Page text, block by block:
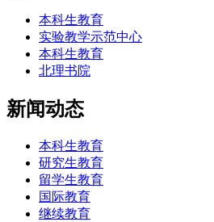
本科生教育
实验教学示范中心
本科生教育
北理书院
新闻动态
本科生教育
研究生教育
留学生教育
国际教育
继续教育